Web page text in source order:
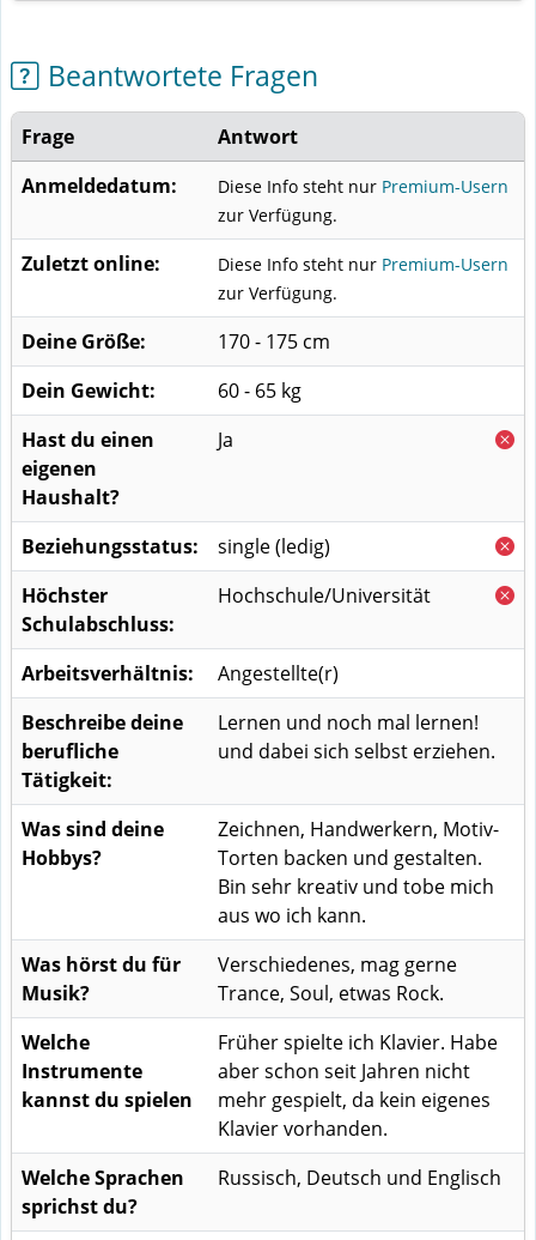
Beantwortete Fragen
Frage
Antwort
Anmeldedatum:
Diese Info steht nur Premium-Usern
zur Verfügung.
Zuletzt online: Diese Info steht nur Premium-Usern
zur Verfügung.
Deine Größe:
170 - 175 cm
Dein Gewicht:
60 - 65 kg
Hast du einen
eigenen
Haushalt?
Ja
Beziehungsstatus:
single (ledig)
Höchster
Schulabschluss:
Hochschule/Universität
Arbeitsverhältnis:
Angestellte(r)
Beschreibe deine
berufliche
Tätigkeit:
Lernen und noch mal lernen!
und dabei sich selbst erziehen.
Was sind deine
Hobbys?
Zeichnen, Handwerkern, Motiv-
Torten backen und gestalten.
Bin sehr kreativ und tobe mich
aus wo ich kann.
Was hörst du für
Musik?
Verschiedenes, mag gerne
Trance, Soul, etwas Rock.
Welche
Instrumente
kannst du spielen
Früher spielte ich Klavier. Habe
aber schon seit Jahren nicht
mehr gespielt, da kein eigenes
Klavier vorhanden.
Welche Sprachen
sprichst du?
Russisch, Deutsch und Englisch